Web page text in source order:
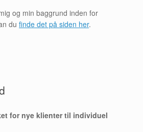
og min baggrund inden for
du finde det på siden her.
for nye klienter til individuel